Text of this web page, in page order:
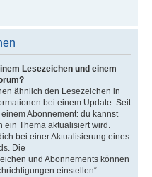
Lesezeichen und einem
ähnlich den Lesezeichen in
bei einem Update. Seit
Abonnement: du kannst
ein Thema aktualisiert wird.
bei einer Aktualisierung eines
Die
und Abonnements können
einstellen“